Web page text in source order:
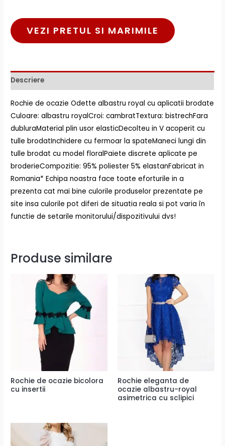
VEZI PRETUL SI MARIMILE
Descriere
Rochie de ocazie Odette albastru royal cu aplicatii brodate
Culoare: albastru royalCroi: cambratTextura: bistrechFara
dubluraMaterial plin usor elasticDecolteu in V acoperit cu
tulle brodatInchidere cu fermoar la spateManeci lungi din
tulle brodat cu model floralPaiete discrete aplicate pe
broderieCompozitie: 95% poliester 5% elastanFabricat in
Romania* Echipa noastra face toate eforturile in a
prezenta cat mai bine culorile produselor prezentate pe
site insa culorile pot diferi de situatia reala si pot varia în
functie de setarile monitorului/dispozitivului dvs!
Produse similare
Rochie de ocazie bicolora
cu insertii
Rochie eleganta de
ocazie albastru-royal
asimetrica cu sclipici